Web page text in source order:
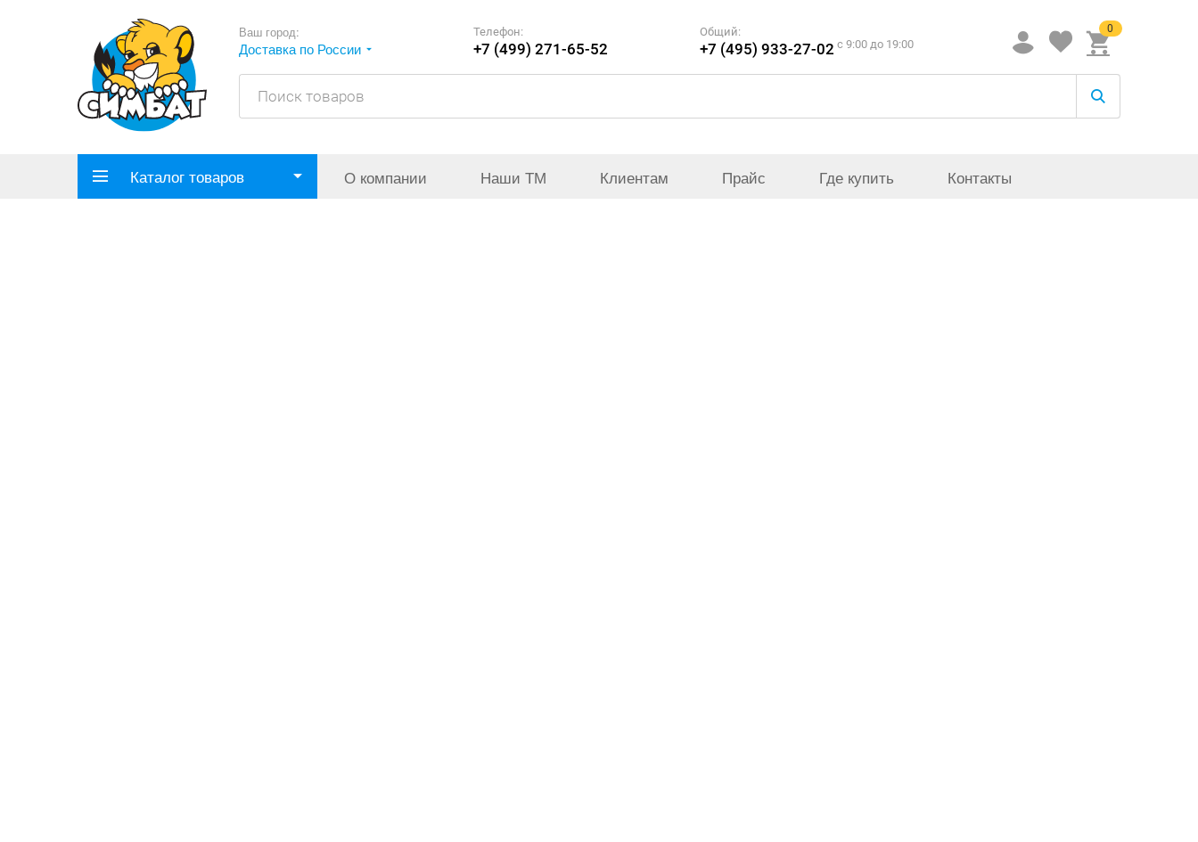
Ваш город:
Доставка по России
Телефон:
+7 (499) 271-65-52
Общий:
+7 (495) 933-27-02 c 9:00 до 19:00
0
Каталог товаров О компании Наши ТМ Клиентам Прайс Где купить Контакты